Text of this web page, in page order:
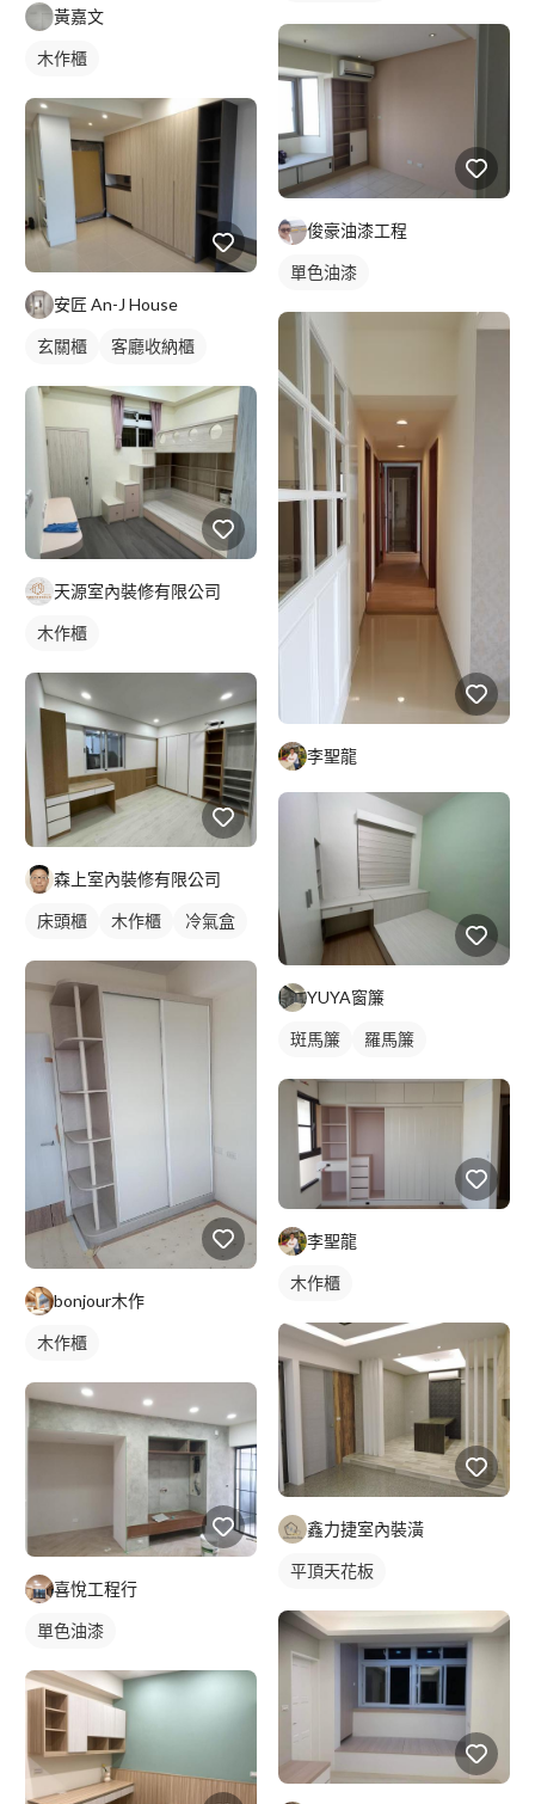
黃嘉文
木作櫃
安匠 An-J House
玄關櫃 客廳收納櫃
天源室內裝修有限公司
木作櫃
森上室內裝修有限公司
床頭櫃 木作櫃 冷氣盒
bonjour木作
木作櫃
喜悅工程行
單色油漆
俊豪油漆工程
單色油漆
李聖龍
YUYA窗簾
斑馬簾 羅馬簾
李聖龍
木作櫃
鑫力捷室內裝潢
平頂天花板